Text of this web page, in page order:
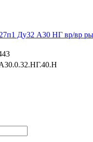
Ду32 А30 НГ вр/вр